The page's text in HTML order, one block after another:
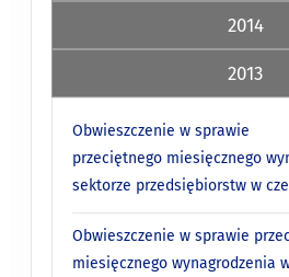
2014
2013
Obwieszczenie w sprawie
przeciętnego miesięcznego
sektorze przedsiębiorstw w
Obwieszczenie w sprawie
miesięcznego wynagrodzenia